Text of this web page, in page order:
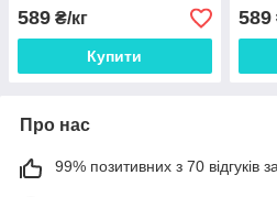
589 ₴/кг
Купити
589
Про нас
99% позитивних з 70 відгуків